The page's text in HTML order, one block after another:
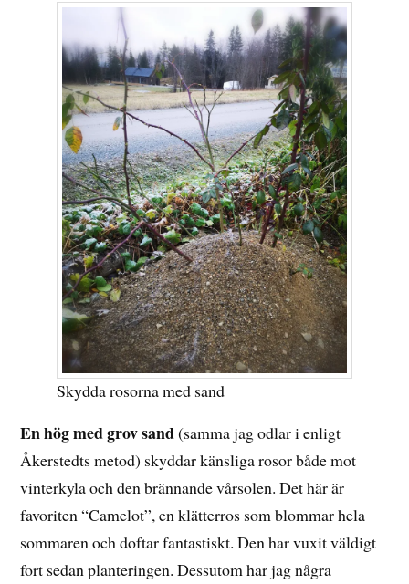
Skydda rosorna med sand
En hög med grov sand(samma jag odlar i enligt
Åkerstedts metod) skyddar känsliga rosor både mot
vinterkyla och den brännande vårsolen. Det här är
favoriten “Camelot”, en klätterros som blommar hela
sommaren och doftar fantastiskt. Den har vuxit väldigt
fort sedan planteringen. Dessutom har jag några